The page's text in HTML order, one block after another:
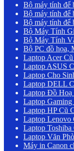
Bộ máy tính để
Bộ máy tính để
Bộ máy tính để
Bộ Máy Tính
Bộ Máy Tính
Bộ PC đồ họa,
Laptop Acer
Laptop ASUS
Laptop Cho
Laptop DELL
Laptop Đồ Hoạ
Laptop Gaming
Laptop HP Cũ
Laptop Lenovo
Laptop Toshiba
Laptop Văn
Máy in Canon